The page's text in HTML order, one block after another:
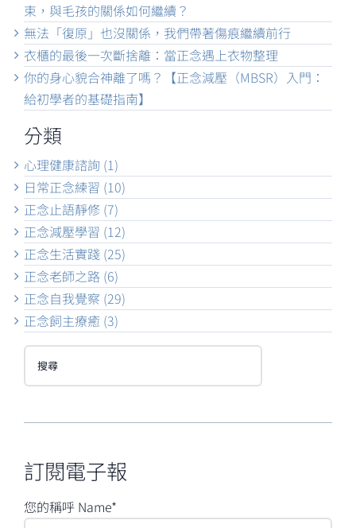
束，與毛孩的關係如何繼續？
無法「復原」也沒關係，我們帶著傷痕繼續前行
衣櫃的最後一次斷捨離：當正念遇上衣物整理
你的身心貌合神離了嗎？【正念減壓（MBSR）入門：
給初學者的基礎指南】
分類
心理健康諮詢 (1)
日常正念練習 (10)
正念止語靜修 (7)
正念減壓學習 (12)
正念生活實踐 (25)
正念老師之路 (6)
正念自我覺察 (29)
正念飼主療癒 (3)
訂閱電子報
您的稱呼 Name*